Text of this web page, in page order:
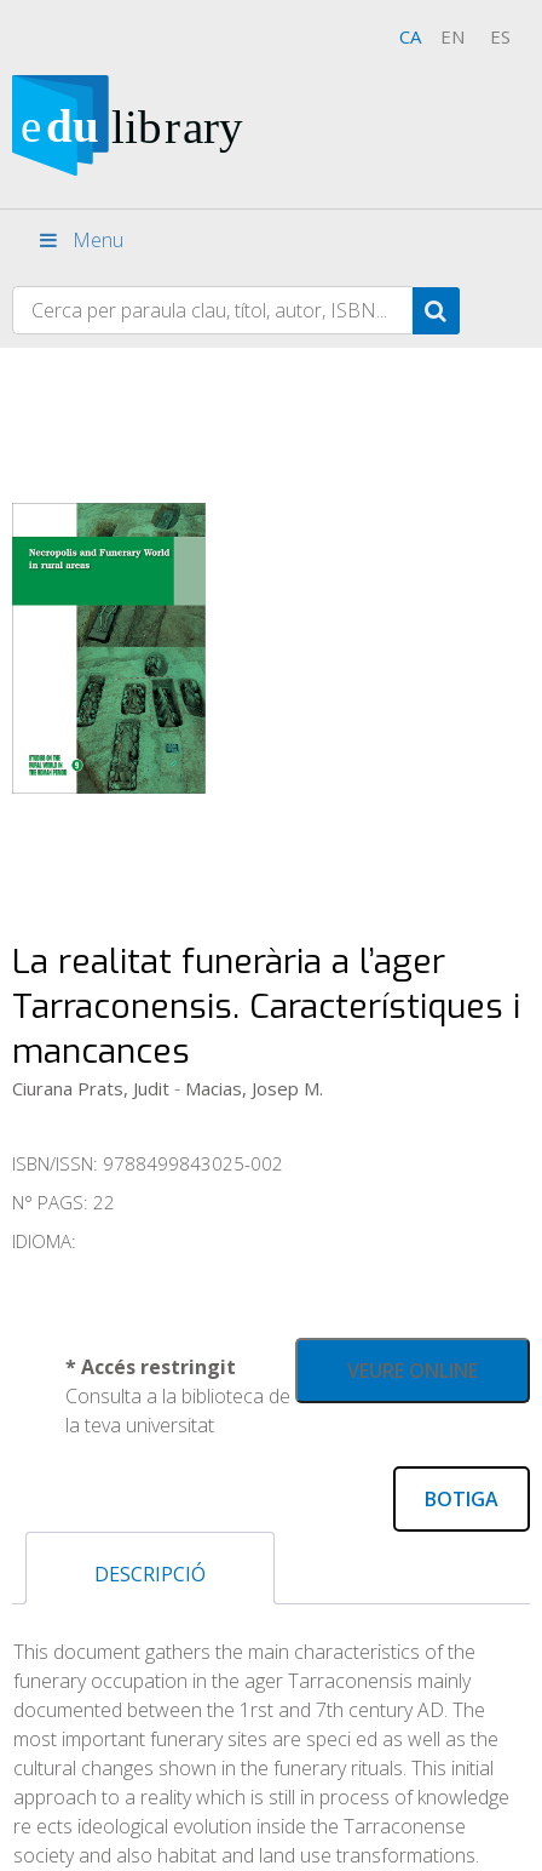
CA EN ES
Menu
La realitat funerària a l’ager
Tarraconensis. Característiques i
mancances
Ciurana Prats, Judit - Macias, Josep M.
ISBN/ISSN: 9788499843025-002
N° PAGS: 22
IDIOMA:
VEURE ONLINE
* Accés restringit
Consulta a la biblioteca de
la teva universitat
BOTIGA
DESCRIPCIÓ
This document gathers the main characteristics of the
funerary occupation in the ager Tarraconensis mainly
documented between the 1rst and 7th century AD. The
most important funerary sites are speci ed as well as the
cultural changes shown in the funerary rituals. This initial
approach to a reality which is still in process of knowledge
re ects ideological evolution inside the Tarraconense
society and also habitat and land use transformations.